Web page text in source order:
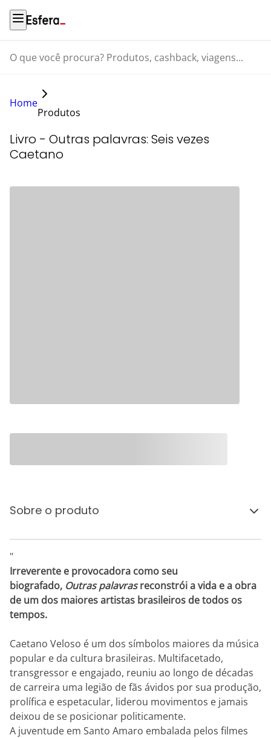
O que você procura? Produtos, cashback, viagens...
Home
Produtos
Livro - Outras palavras: Seis vezes
Caetano
Sobre o produto
"
Irreverente e provocadora como seu
biografado, Outras palavrasreconstrói a vida e a obra
de um dos maiores artistas brasileiros de todos os
tempos.
Caetano Veloso é um dos símbolos maiores da música
popular e da cultura brasileiras. Multifacetado,
transgressor e engajado, reuniu ao longo de décadas
de carreira uma legião de fãs ávidos por sua produção,
prolífica e espetacular, liderou movimentos e jamais
deixou de se posicionar politicamente.
A juventude em Santo Amaro embalada pelos filmes